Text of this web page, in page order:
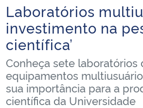
Ministério da Infraestrutura
Ministério da Agricultura, Pecuária e Abastecimento
Ministério da Educação
Ministério da Cidadania
Início do conteúdo
Laboratórios
investimento na
científica’
Conheça sete laboratórios
equipamentos
sua importância para a
científica da Universidade